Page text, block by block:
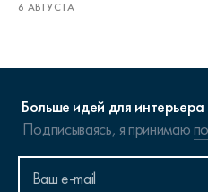
6 АВГУСТА
Больше идей для
Подписываясь, я принимаю